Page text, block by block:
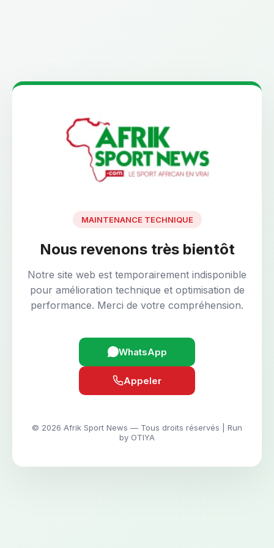
MAINTENANCE TECHNIQUE
Nous revenons très bientôt
Notre site web est temporairement indisponible
pour amélioration technique et optimisation de
performance. Merci de votre compréhension.
WhatsApp
Appeler
© 2026 Afrik Sport News — Tous droits réservés | Run
by OTIYA